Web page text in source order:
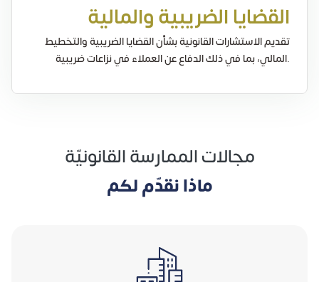
القضايا الضريبية والمالية
تقديم الاستشارات القانونية بشأن القضايا الضريبية والتخطيط
المالي، بما في ذلك الدفاع عن العملاء في نزاعات ضريبية.
مجالات الممارسة القانونيّة
ماذا نقدّم لكم